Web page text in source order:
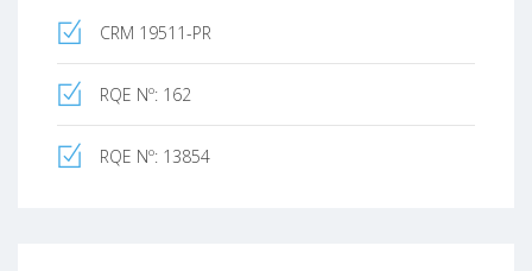
CRM 19511-PR
RQE Nº: 162
RQE Nº: 13854